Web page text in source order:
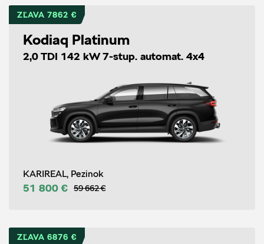
ZĽAVA 7862 €
Kodiaq Platinum
2,0 TDI 142 kW 7-stup. automat. 4x4
KARIREAL, Pezinok
51 800 € 59 662 €
ZĽAVA 6876 €